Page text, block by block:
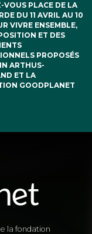
VOUS PLACE DE LA
DU 11 AVRIL AU 10
VIVRE ENSEMBLE,
ET DES
PROPOSÉS
ARTHUS-
ET LA
GOODPLANET
la fondation